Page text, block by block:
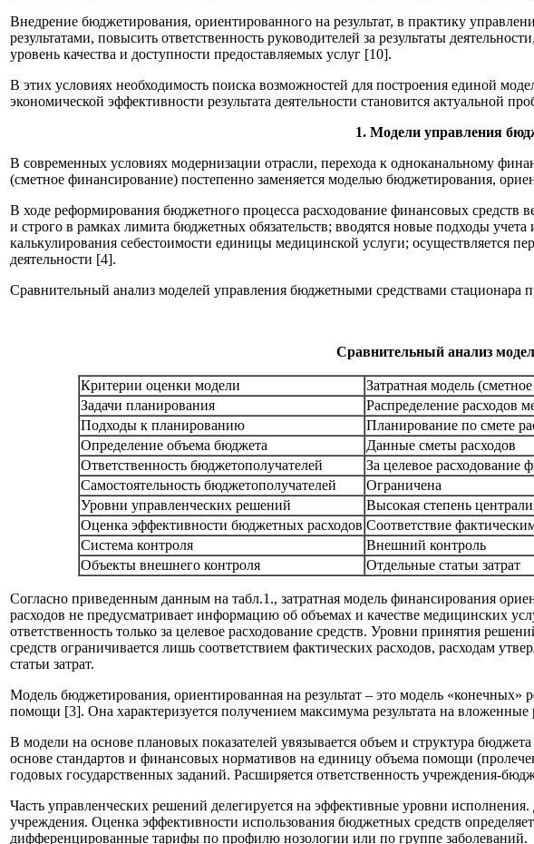
Внедрение бюджетирования, ориентированного на результат, в практику
результатами, повысить ответственность руководителей за результаты
уровень качества и доступности предоставляемых услуг [10].
В этих условиях необходимость поиска возможностей для построения единой
экономической эффективности результата деятельности становится актуальной
1. Модели управления
В современных условиях модернизации отрасли, перехода к одноканальному
(сметное финансирование) постепенно заменяется моделью бюджетирования,
В ходе реформирования бюджетного процесса расходование финансовых средств
и строго в рамках лимита бюджетных обязательств; вводятся новые подходы
калькулирования себестоимости единицы медицинской услуги; осуществляется
деятельности [4].
Сравнительный анализ моделей управления бюджетными средствами стационара
Сравнительный анализ
Критерии оценки модели Затратная модель
Задачи планирования
Распределение расходов
Подходы к планированию
Планирование по смете
Определение объема бюджета
Данные сметы расходов
Ответственность бюджетополучателей
За целевое расходование
Самостоятельность бюджетополучателей
Ограничена
Уровни управленческих решений
Высокая степень
Оценка эффективности бюджетных расходов Соответствие
Система контроля
Внешний контроль
Объекты внешнего контроля
Отдельные статьи затрат
Согласно приведенным данным на табл.1., затратная модель финансирования
расходов не предусматривает информацию об объемах и качестве медицинских
ответственность только за целевое расходование средств. Уровни принятия
средств ограничивается лишь соответствием фактических расходов, расходам
статьи затрат.
Модель бюджетирования, ориентированная на результат – это модель «конечных»
помощи [3]. Она характеризуется получением максимума результата на
В модели на основе плановых показателей увязывается объем и структура
основе стандартов и финансовых нормативов на единицу объема помощи
годовых государственных заданий. Расширяется ответственность учреждения-
Часть управленческих решений делегируется на эффективные уровни
учреждения. Оценка эффективности использования бюджетных средств
дифференцированные тарифы по профилю нозологии или по группе заболеваний.